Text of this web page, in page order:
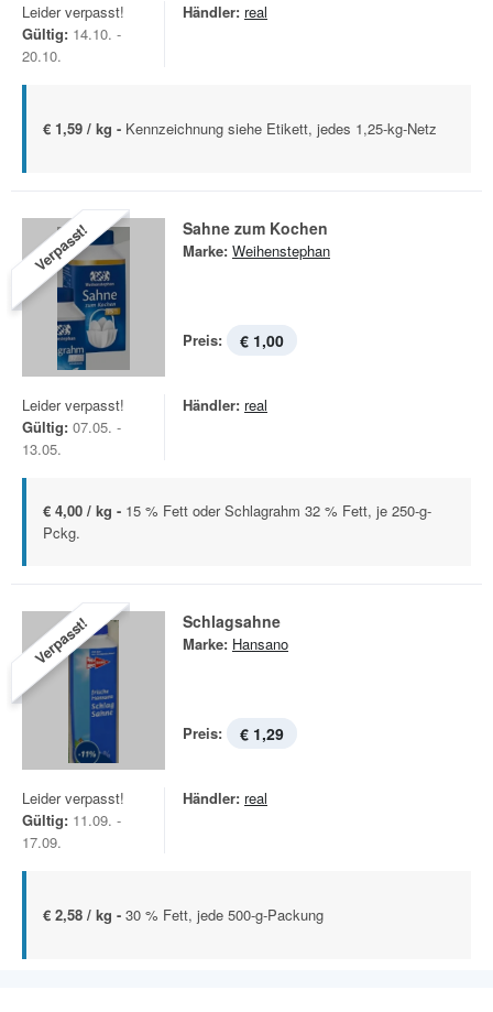
Leider verpasst!
Gültig: 14.10. -
20.10.
Händler: real
€ 1,59 / kg - Kennzeichnung siehe Etikett, jedes 1,25-kg-Netz
Verpasst! Sahne zum Kochen
Marke: Weihenstephan
Preis: € 1,00
Leider verpasst!
Gültig: 07.05. -
13.05.
Händler: real
€ 4,00 / kg - 15 % Fett oder Schlagrahm 32 % Fett, je 250-g-
Pckg.
Verpasst! Schlagsahne
Marke: Hansano
Preis: € 1,29
Leider verpasst!
Gültig: 11.09. -
17.09.
Händler: real
€ 2,58 / kg - 30 % Fett, jede 500-g-Packung